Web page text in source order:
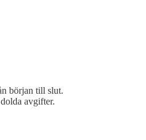
början till slut.
avgifter.